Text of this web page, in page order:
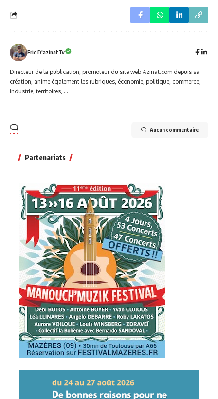
Eric D'azinatTv
Directeur de la publication, promoteur du site web Azinat.com depuis sa
création, anime également les rubriques, économie, politique, commerce,
industrie, territoires, ...
Aucun commentaire
Partenariats